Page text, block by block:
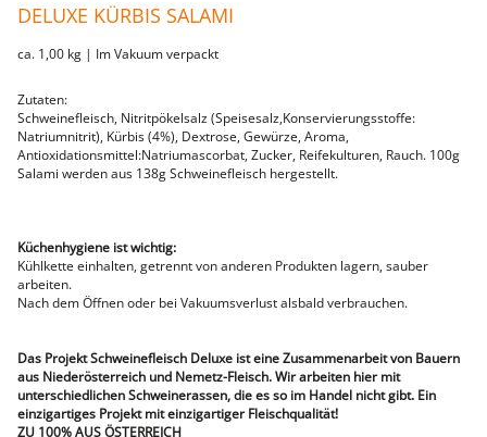
heimisches Wild
Hirsch & Reh
vom Wild
Rindfleisch
vom Rind
Steaks
Filet
Bauch
vom Schwein
Sur
Schnitzel
Kalbfleisch
Geflügel
Huhn
Pute
Lammfleisch
DELUXE KÜRBIS SALAMI
ca. 1,00 kg | Im Vakuum verpackt
Zutaten:
Schweinefleisch, Nitritpökelsalz (Speisesalz,Konservierungsstoffe:
Natriumnitrit), Kürbis (4%), Dextrose, Gewürze, Aroma,
Antioxidationsmittel:Natriumascorbat, Zucker, Reifekulturen, Rauch. 100g
Salami werden aus 138g Schweinefleisch hergestellt.
Küchenhygiene ist wichtig:
Kühlkette einhalten, getrennt von anderen Produkten lagern, sauber
arbeiten.
Nach dem Öffnen oder bei Vakuumsverlust alsbald verbrauchen.
Das Projekt Schweinefleisch Deluxe ist eine Zusammenarbeit von Bauern
aus Niederösterreich und Nemetz-Fleisch. Wir arbeiten hier mit
unterschiedlichen Schweinerassen, die es so im Handel nicht gibt. Ein
einzigartiges Projekt mit einzigartiger Fleischqualität!
ZU 100% AUS ÖSTERREICH